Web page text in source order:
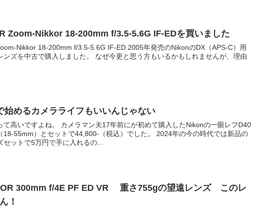
Zoom-Nikkor 18-200mm f/3.5-5.6G IF-EDを買いました
Nikkor 18-200mm f/3.5-5.6G IF-ED 2005年発売のNikonのDX（APS-C）用
ンズを中古で購入しました。 なぜ今更と思う方もいるかもしれませんが、理由
始めるカメラライフもいいんじゃない
て高いですよね。 カメラマン夫17年前にが初めて購入したNikonの一眼レフD40
18-55mm）とセットで44,800-（税込）でした。 2024年の今の時代では新品の
セットで5万円で手に入れるの...
300mm f/4E PF ED VR 重さ755gの望遠レンズ このレ
！